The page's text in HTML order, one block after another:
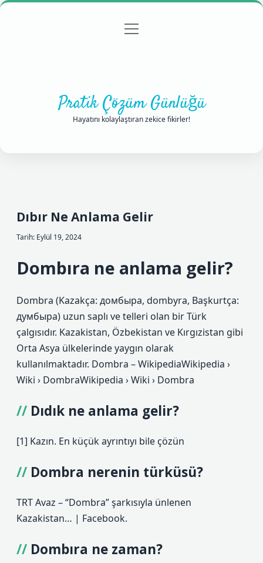
Gizlilik Politikası
menüyü
Pratik Çözüm Günlüğü
Hayatını kolaylaştıran zekice fikirler!
Dıbır Ne Anlama Gelir
Tarih: Eylül 19, 2024
Dombıra ne anlama gelir?
Dombra (Kazakça: домбыра, dombyra, Başkurtça:
думбыра) uzun saplı ve telleri olan bir Türk
çalgısıdır. Kazakistan, Özbekistan ve Kırgızistan gibi
Orta Asya ülkelerinde yaygın olarak
kullanılmaktadır. Dombra – WikipediaWikipedia ›
Wiki › DombraWikipedia › Wiki › Dombra
Dıdık ne anlama gelir?
[1] Kazın. En küçük ayrıntıyı bile çözün
Dombra nerenin türküsü?
TRT Avaz – “Dombra” şarkısıyla ünlenen
Kazakistan… | Facebook.
Dombıra ne zaman?